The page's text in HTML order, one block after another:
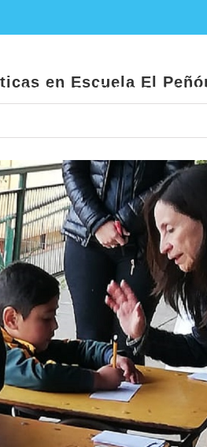
Noticias
de Matemáticas
en Escuela El